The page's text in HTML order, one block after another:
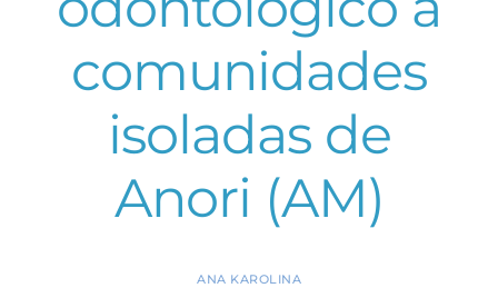
comunidades
isoladas de
Anori (AM)
ANA KAROLINA